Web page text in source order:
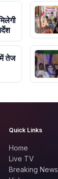
तेज
Quick Links
Home
Live TV
Breaking News